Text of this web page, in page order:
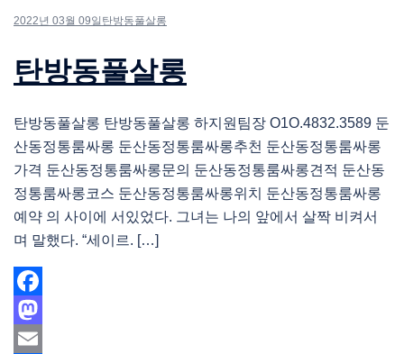
2022년 03월 09일 탄방동풀살롱
탄방동풀살롱
탄방동풀살롱 탄방동풀살롱 하지원팀장 O1O.4832.3589 둔
산동정통룸싸롱 둔산동정통룸싸롱추천 둔산동정통룸싸롱
가격 둔산동정통룸싸롱문의 둔산동정통룸싸롱견적 둔산동
정통룸싸롱코스 둔산동정통룸싸롱위치 둔산동정통룸싸롱
예약 의 사이에 서있었다. 그녀는 나의 앞에서 살짝 비켜서
며 말했다. “세이르. […]
Facebook
Mastodon